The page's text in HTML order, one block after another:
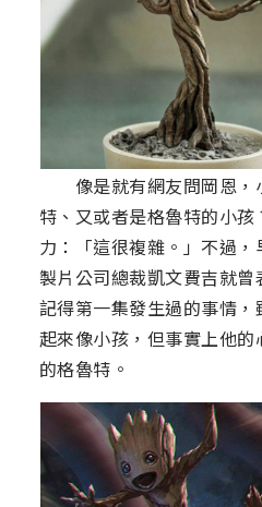
像是就有網友問岡恩，
特、又或者是格魯特的小
力：「這很複雜。」不過
製片公司總裁凱文費吉就
記得第一集發生過的事情
起來像小孩，但事實上他
的格魯特。